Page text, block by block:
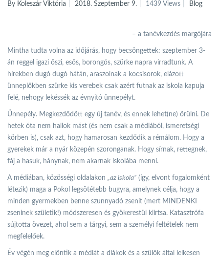
By Koleszár Viktória 2018. Szeptember 9. 1439 Views Blog
– a tanévkezdés margójára
Mintha tudta volna az időjárás, hogy becsöngettek: szeptember 3-
án reggel igazi őszi, esős, borongós, szürke napra virradtunk. A
hírekben dugó dugó hátán, araszolnak a kocsisorok, elázott
ünneplőkben szürke kis verebek csak azért futnak az iskola kapuja
felé, nehogy lekéssék az évnyitó ünnepélyt.
Ünnepély. Megkezdődött egy új tanév, és ennek lehet(ne) örülni. De
hetek óta nem hallok mást (és nem csak a médiából, ismeretségi
körben is), csak azt, hogy hamarosan kezdődik a rémálom. Hogy a
gyerekek már a nyár közepén szoronganak. Hogy sírnak, rettegnek,
fáj a hasuk, hánynak, nem akarnak iskolába menni.
A médiában, közösségi oldalakon „az iskola” (így, elvont fogalomként
létezik) maga a Pokol legsötétebb bugyra, amelynek célja, hogy a
minden gyermekben benne szunnyadó zsenit (mert MINDENKI
zseninek születik!) módszeresen és gyökerestül kiirtsa. Katasztrófa
sújtotta övezet, ahol sem a tárgyi, sem a személyi feltételek nem
megfelelőek.
Év végén meg elöntik a médiát a diákok és a szülők által lelkesen